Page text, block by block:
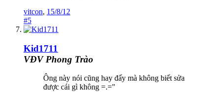
vitcon, 15/8/12
#5
Kid1711
VĐV Phong Trào
Ông này nói cũng hay đấy mà không biết sửa
được cái gì không =.="